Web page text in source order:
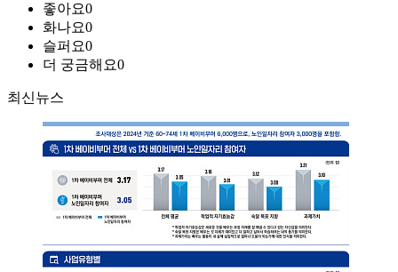
좋아요0
화나요0
슬퍼요0
더 궁금해요0
최신뉴스